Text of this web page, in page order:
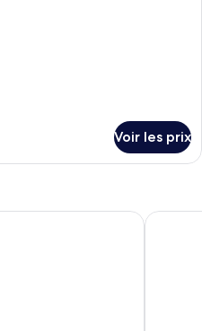
Voir les prix